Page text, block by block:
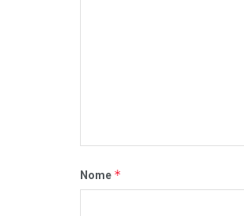
Nome *